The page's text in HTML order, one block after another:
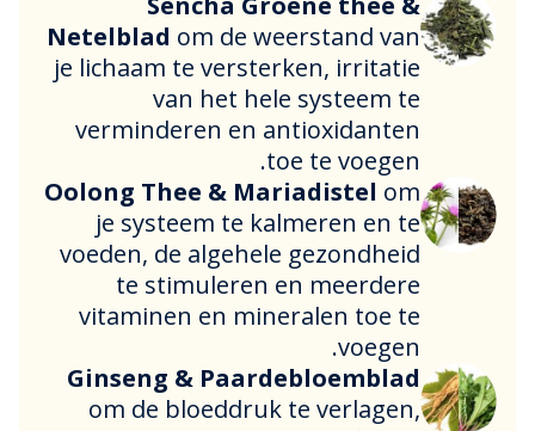
Netelblad om de weerstand van
je lichaam te versterken, irritatie
van het hele systeem te
verminderen en antioxidanten
toe te voegen.
Oolong Thee & Mariadistel om
je systeem te kalmeren en te
voeden, de algehele gezondheid
te stimuleren en meerdere
vitaminen en mineralen toe te
voegen.
Ginseng & Paardebloemblad
om de bloeddruk te verlagen,